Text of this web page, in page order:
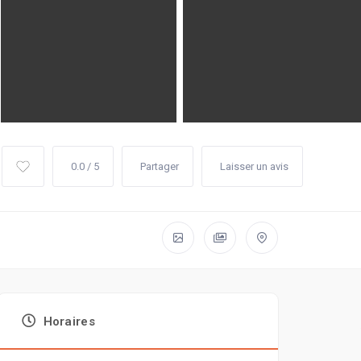
0.0 / 5 Partager Laisser un avis
Horaires